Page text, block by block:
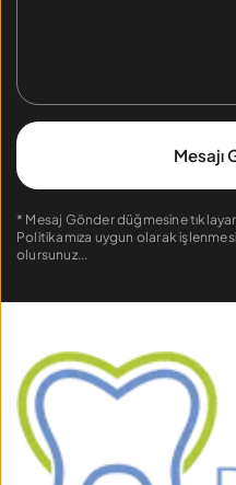
Mesajı
* Mesaj Gönder düğmesine
Politikamıza uygun olarak
olursunuz...